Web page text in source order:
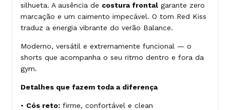
silhueta. A ausência de costura frontal garante zero
marcação e um caimento impecável. O tom Red Kiss
traduz a energia vibrante do verão Balance.
Moderno, versátil e extremamente funcional — o
shorts que acompanha o seu ritmo dentro e fora da
gym.
Detalhes que fazem toda a diferença
• Cós reto: firme, confortável e clean